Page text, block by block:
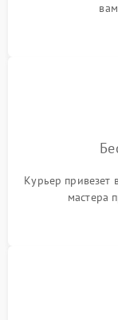
Курьер привезет
мастера